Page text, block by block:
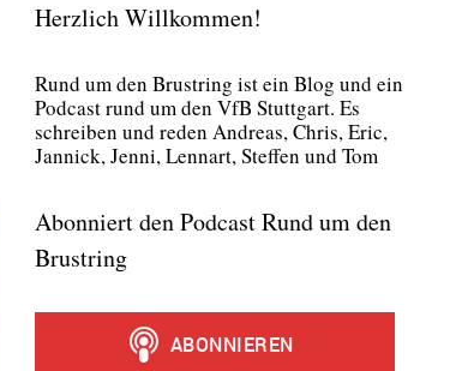
Herzlich Willkommen!
Rund um den Brust­ring ist ein Blog und ein
Pod­cast rund um den VfB Stutt­gart. Es
schrei­ben und reden Andre­as, Chris, Eric,
Jan­nick, Jen­ni, Lenn­art, Stef­fen und Tom
Abonniert den Podcast Rund um den
Brustring